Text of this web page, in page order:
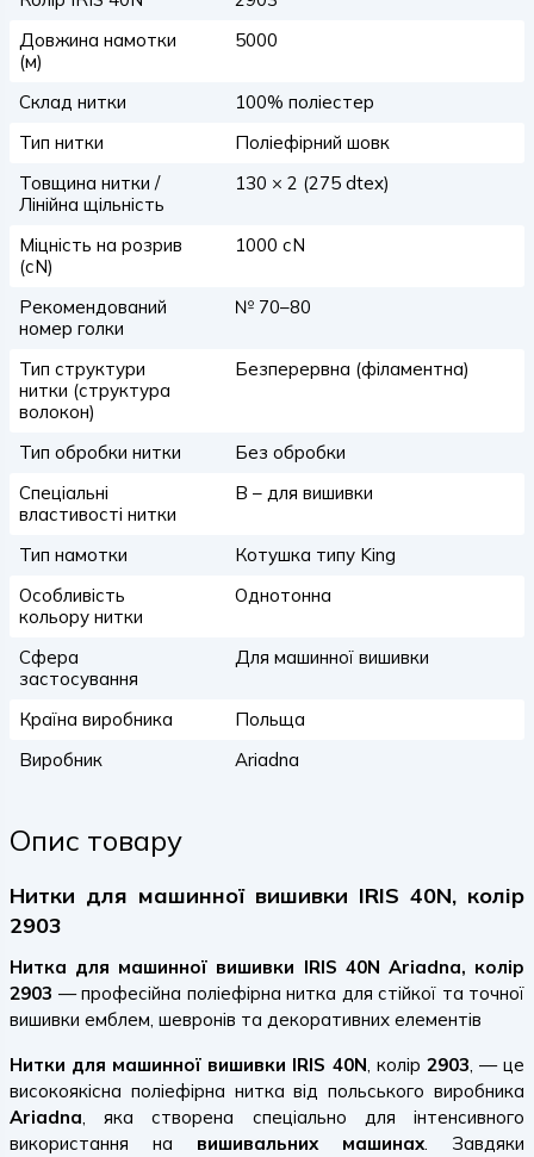
Довжина намотки
(м)
5000
Склад нитки
100% поліестер
Тип нитки
Поліефірний шовк
Товщина нитки /
Лінійна щільність
130 × 2 (275 dtex)
Міцність на розрив
(сN)
1000 сN
Рекомендований
номер голки
№ 70–80
Тип структури
нитки (структура
волокон)
Безперервна (філаментна)
Тип обробки нитки
Без обробки
Спеціальні
властивості нитки
B – для вишивки
Тип намотки
Котушка типу King
Особливість
кольору нитки
Однотонна
Сфера
застосування
Для машинної вишивки
Країна виробника
Польща
Виробник
Ariadna
Опис товару
Нитки для машинної вишивки IRIS 40N, колір
2903
Нитка для машинної вишивки IRIS 40N Ariadna, колір
2903 — професійна поліефірна нитка для стійкої та точної
вишивки емблем, шевронів та декоративних елементів
Нитки для машинної вишивки IRIS 40N, колір 2903, — це
високоякісна поліефірна нитка від польського виробника
Ariadna, яка створена спеціально для інтенсивного
використання на вишивальних машинах. Завдяки